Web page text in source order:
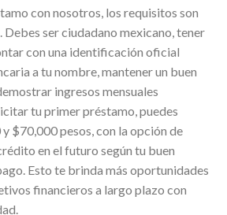
con nosotros, los requisitos son
Debes ser ciudadano mexicano, tener
con una identificación oficial
a tu nombre, mantener un buen
ingresos mensuales
tu primer préstamo, puedes
$70,000 pesos, con la opción de
en el futuro según tu buen
Esto te brinda más oportunidades
financieros a largo plazo con